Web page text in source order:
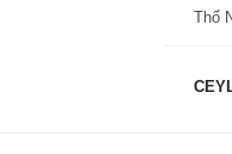
Thổ